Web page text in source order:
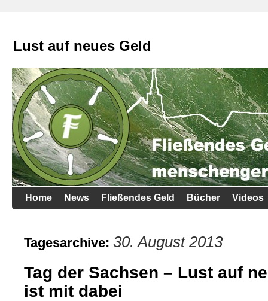
Lust auf neues Geld
Home News Fließendes Geld Bücher Videos
Tagesarchive: 30. August 2013
Tag der Sachsen – Lust auf
ist mit dabei